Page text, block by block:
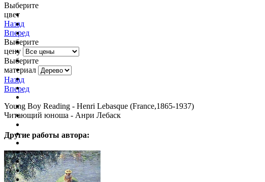
Выберите
цвет
Назад
Вперед
Выберите
цену
Выберите
материал
Назад
Вперед
Young Boy Reading - Henri Lebasque (France,1865-1937)
Читающий юноша - Анри Лебаск
Другие работы автора: